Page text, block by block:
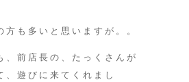
方も多いと思いますが。。
、前店長の、たっくさんが
、遊びに来てくれまし